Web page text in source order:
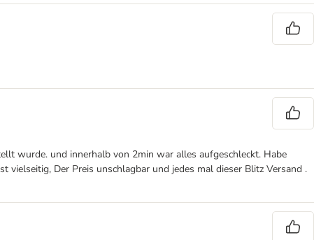
wurde. und innerhalb von 2min war alles aufgeschleckt. Habe
Der Preis unschlagbar und jedes mal dieser Blitz Versand .